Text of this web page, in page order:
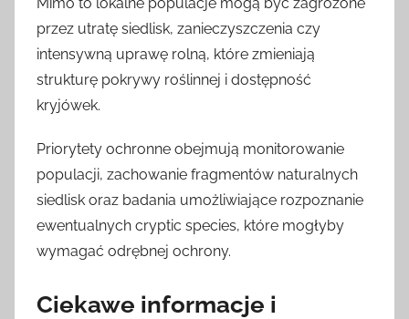
przez utratę siedlisk, zanieczyszczenia czy
intensywną uprawę rolną, które zmieniają
strukturę pokrywy roślinnej i dostępność
kryjówek.
Priorytety ochronne obejmują monitorowanie
populacji, zachowanie fragmentów naturalnych
siedlisk oraz badania umożliwiające rozpoznanie
ewentualnych cryptic species, które mogłyby
wymagać odrębnej ochrony.
Ciekawe informacje i